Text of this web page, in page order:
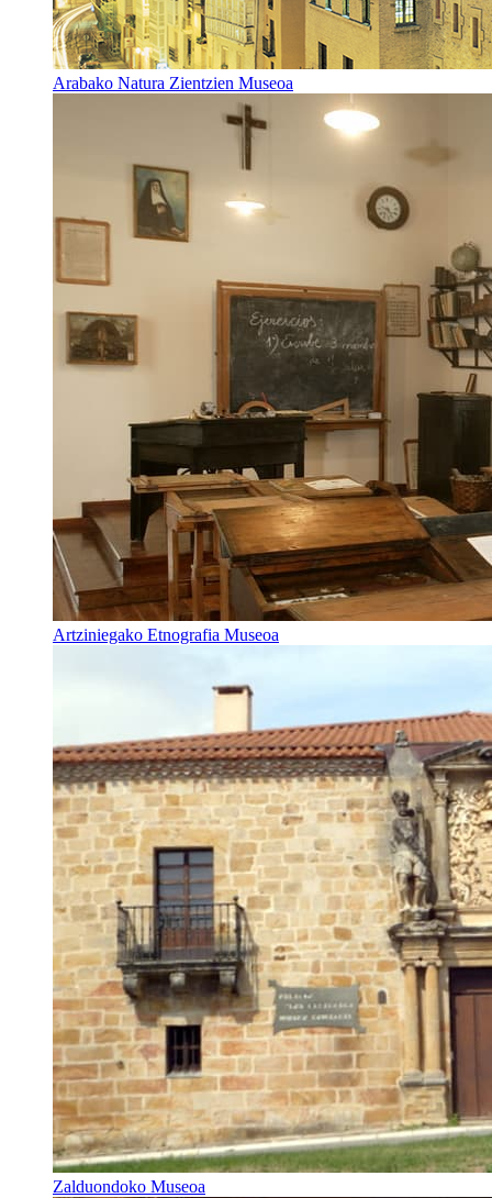
Arabako Natura Zientzien Museoa
Artziniegako Etnografia Museoa
Zalduondoko Museoa